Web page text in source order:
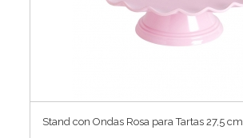
Stand con Ondas Rosa para Tartas 27,5 cm